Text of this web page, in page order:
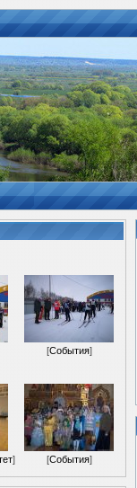
[События]
] [События]